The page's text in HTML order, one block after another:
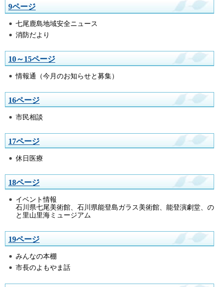
9ページ
七尾鹿島地域安全ニュース
消防だより
10～15ページ
情報通（今月のお知らせと募集）
16ページ
市民相談
17ページ
休日医療
18ページ
イベント情報
石川県七尾美術館、石川県能登島ガラス美術館、能登演劇堂、の
と里山里海ミュージアム
19ページ
みんなの本棚
市長のよもやま話